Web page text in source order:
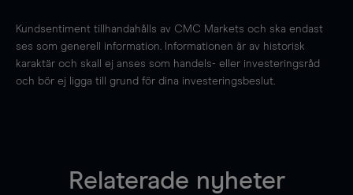
Kundsentiment tillhandahålls av CMC Markets och ska endast
ses som generell information. Informationen är av historisk
karaktär och skall ej anses som handels- eller investeringsråd
och bör ej ligga till grund för dina investeringsbeslut.
Relaterade nyheter